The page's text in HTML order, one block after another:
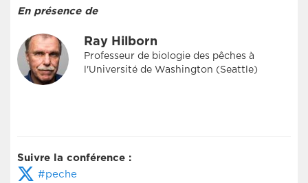
En présence de
Ray Hilborn
Professeur de biologie des pêches à
l'Université de Washington (Seattle)
Suivre la conférence :
#peche